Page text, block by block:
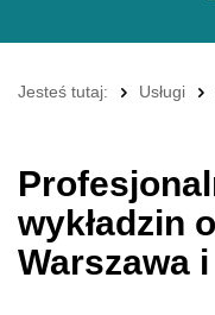
Jesteś tutaj: Usługi
wykładzin
Warszawa